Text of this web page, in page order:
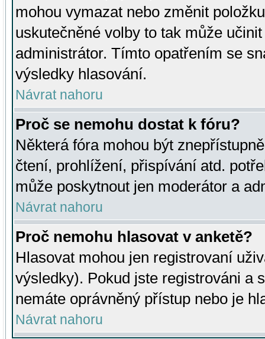
mohou vymazat nebo změnit
uskutečněné volby to tak může
administrátor. Tímto opatřením se
výsledky hlasování.
Návrat nahoru
Proč se nemohu dostat k fóru?
Některá fóra mohou být
čtení, prohlížení, přispívání atd.
může poskytnout jen moderátor a
Návrat nahoru
Proč nemohu hlasovat v anketě?
Hlasovat mohou jen registrovaní
výsledky). Pokud jste registrováni a
nemáte oprávněný přístup nebo je
Návrat nahoru